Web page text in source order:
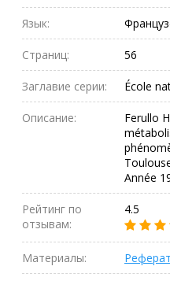
Язык:
Страниц: 56
Заглавие серии: École
Описание:
Ferullo
Année
Рейтинг по
отзывам:
4.5
Материалы: Реферат